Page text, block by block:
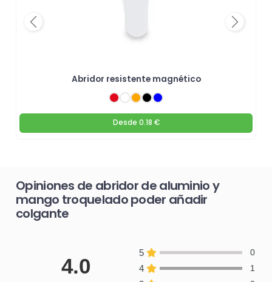
Abridor resistente magnético
Desde 0.18 €
Previous Next
Opiniones de abridor de aluminio y
mango troquelado poder añadir
colgante
4.0
5 0
4 1